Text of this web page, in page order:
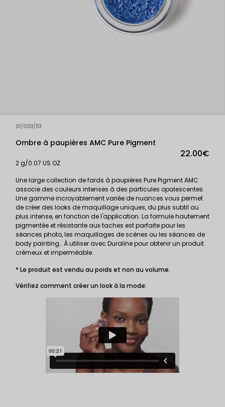
01/0011/113
Ombre à paupières AMC Pure Pigment
22.00€
2 g/0.07 US OZ
Une large collection de fards à paupières Pure Pigment AMC
associe des couleurs intenses à des particules opalescentes.
Une gamme incroyablement variée de nuances vous permet
de créer des looks de maquillage uniques, du plus subtil au
plus intense, en fonction de l'application. La formule hautement
pigmentée et résistante aux taches est parfaite pour les
séances photo, les maquillages de scènes ou les séances de
body painting.. À utiliser avec Duraline pour obtenir un produit
crémeux et imperméable.
* Le produit est vendu au poids et non au volume.
Vérifiez comment créer un look à la mode: